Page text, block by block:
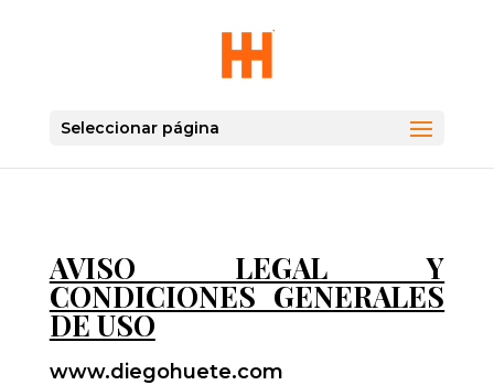
Seleccionar página
AVISO LEGAL Y
CONDICIONES GENERALES
DE USO
www.diegohuete.com